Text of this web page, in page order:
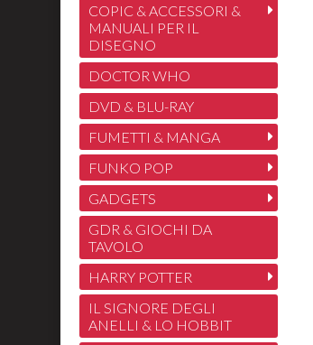
COPIC & ACCESSORI &
MANUALI PER IL
DISEGNO
DOCTOR WHO
DVD & BLU-RAY
FUMETTI & MANGA
FUNKO POP
GADGETS
GDR & GIOCHI DA
TAVOLO
HARRY POTTER
IL SIGNORE DEGLI
ANELLI & LO HOBBIT